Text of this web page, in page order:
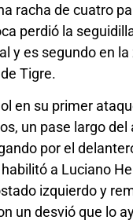
racha de cuatro
perdió la
y es segundo en la
Tigre.
en su primer
un pase largo del
por el
a Luciano
izquierdo y
un desvió que lo